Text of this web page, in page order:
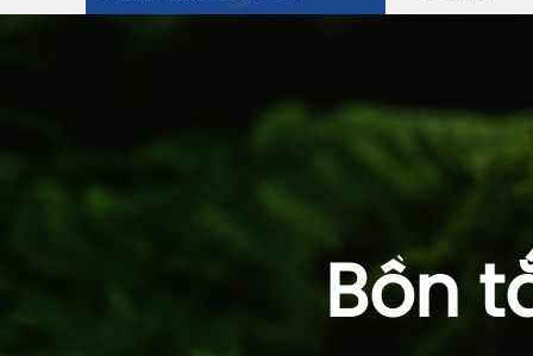
Bồn